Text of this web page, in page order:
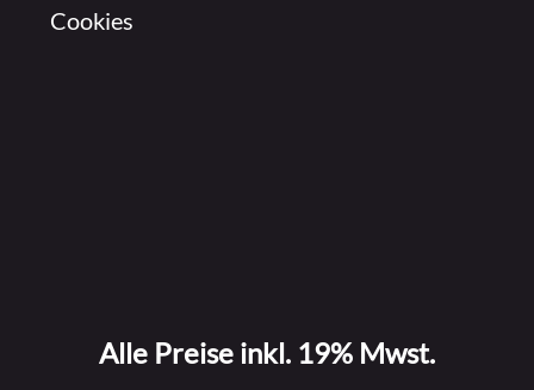
Cookies
Alle Preise inkl. 19% Mwst.